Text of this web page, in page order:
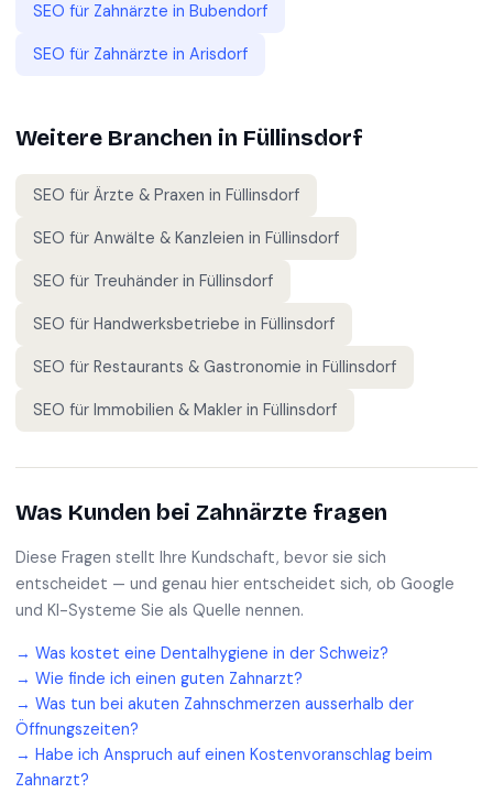
SEO für Zahnärzte in Bubendorf
SEO für Zahnärzte in Arisdorf
Weitere Branchen in Füllinsdorf
SEO für Ärzte & Praxen in Füllinsdorf
SEO für Anwälte & Kanzleien in Füllinsdorf
SEO für Treuhänder in Füllinsdorf
SEO für Handwerksbetriebe in Füllinsdorf
SEO für Restaurants & Gastronomie in Füllinsdorf
SEO für Immobilien & Makler in Füllinsdorf
Was Kunden bei Zahnärzte fragen
Diese Fragen stellt Ihre Kundschaft, bevor sie sich
entscheidet — und genau hier entscheidet sich, ob Google
und KI-Systeme Sie als Quelle nennen.
→ Was kostet eine Dentalhygiene in der Schweiz?
→ Wie finde ich einen guten Zahnarzt?
→ Was tun bei akuten Zahnschmerzen ausserhalb der
Öffnungszeiten?
→ Habe ich Anspruch auf einen Kostenvoranschlag beim
Zahnarzt?